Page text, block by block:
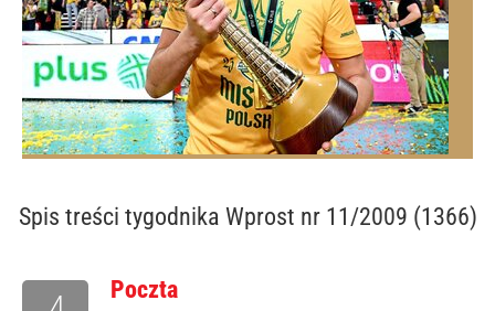
Spis treści tygodnika Wprost nr 11/2009 (1366)
Poczta